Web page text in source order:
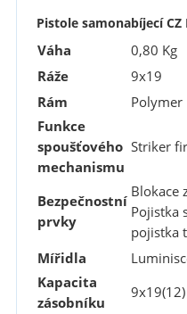
Pistole samonabíjecí CZ
Váha
0,80 Kg
Ráže
9x19
Rám
Polymer
Funkce
spoušťového
mechanismu
Striker
Bezpečnostní
prvky
Blokace
Pojistka
pojistka
Mířidla
Kapacita
zásobníku
9x19(12)